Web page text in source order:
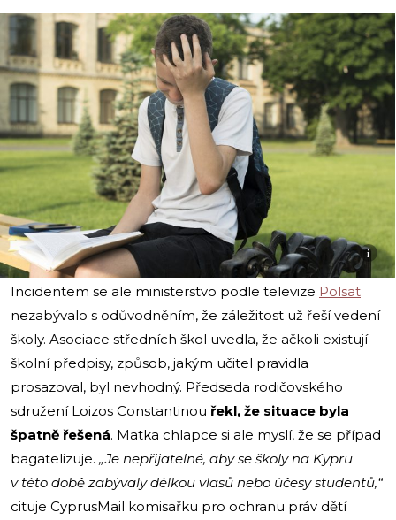
i
Incidentem se ale ministerstvo podle televize Polsat
nezabývalo s odůvodněním, že záležitost už řeší vedení
školy. Asociace středních škol uvedla, že ačkoli existují
školní předpisy, způsob, jakým učitel pravidla
prosazoval, byl nevhodný. Předseda rodičovského
sdružení Loizos Constantinou řekl, že situace byla
špatně řešená. Matka chlapce si ale myslí, že se případ
bagatelizuje. „Je nepřijatelné, aby se školy na Kypru
v této době zabývaly délkou vlasů nebo účesy studentů,“
cituje CyprusMail komisařku pro ochranu práv dětí